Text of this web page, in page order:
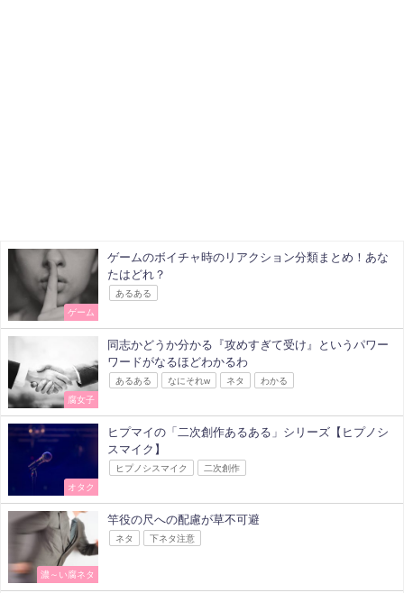
ゲーム
ゲームのボイチャ時のリアクション分類まとめ！あな
たはどれ？
あるある
腐女子
同志かどうか分かる『攻めすぎて受け』というパワー
ワードがなるほどわかるわ
あるある なにそれw ネタ わかる
オタク
ヒプマイの「二次創作あるある」シリーズ【ヒプノシ
スマイク】
ヒプノシスマイク 二次創作
濃～い腐ネタ
竿役の尺への配慮が草不可避
ネタ 下ネタ注意